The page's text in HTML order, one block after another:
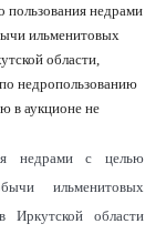
пользования недрами
ильменитовых
области,
недропользованию
в аукционе не
недрами с целью
ильменитовых
Иркутской области